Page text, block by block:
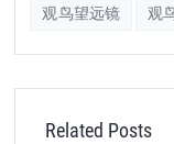
观鸟望远镜 观
Related Posts